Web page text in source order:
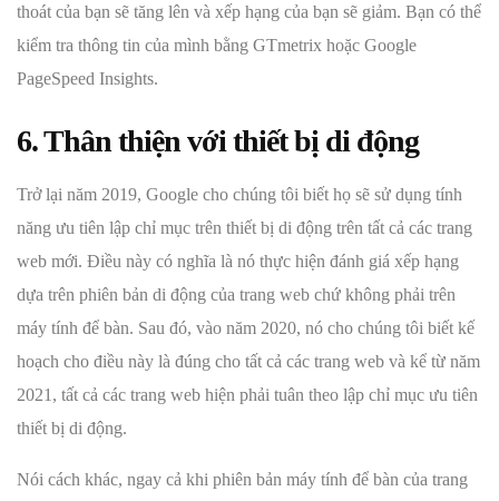
thoát của bạn sẽ tăng lên và xếp hạng của bạn sẽ giảm. Bạn có thể
kiểm tra thông tin của mình bằng GTmetrix hoặc Google
PageSpeed Insights.
6. Thân thiện với thiết bị di động
Trở lại năm 2019, Google cho chúng tôi biết họ sẽ sử dụng tính
năng ưu tiên lập chỉ mục trên thiết bị di động trên tất cả các trang
web mới. Điều này có nghĩa là nó thực hiện đánh giá xếp hạng
dựa trên phiên bản di động của trang web chứ không phải trên
máy tính để bàn. Sau đó, vào năm 2020, nó cho chúng tôi biết kế
hoạch cho điều này là đúng cho tất cả các trang web và kể từ năm
2021, tất cả các trang web hiện phải tuân theo lập chỉ mục ưu tiên
thiết bị di động.
Nói cách khác, ngay cả khi phiên bản máy tính để bàn của trang